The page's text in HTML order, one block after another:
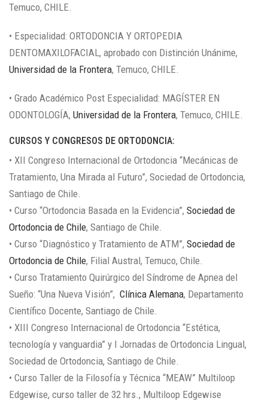
Temuco, CHILE.
• Especialidad: ORTODONCIA Y ORTOPEDIA
DENTOMAXILOFACIAL, aprobado con Distinción Unánime,
Universidad de la Frontera, Temuco, CHILE.
• Grado Académico Post Especialidad: MAGÍSTER EN
ODONTOLOGÍA, Universidad de la Frontera, Temuco, CHILE.
CURSOS Y CONGRESOS DE ORTODONCIA:
• XII Congreso Internacional de Ortodoncia “Mecánicas de
Tratamiento, Una Mirada al Futuro”, Sociedad de Ortodoncia,
Santiago de Chile.
• Curso “Ortodoncia Basada en la Evidencia”, Sociedad de
Ortodoncia de Chile, Santiago de Chile.
• Curso “Diagnóstico y Tratamiento de ATM”, Sociedad de
Ortodoncia de Chile, Filial Austral, Temuco, Chile.
• Curso Tratamiento Quirúrgico del Síndrome de Apnea del
Sueño: “Una Nueva Visión”, Clínica Alemana, Departamento
Científico Docente, Santiago de Chile.
• XIII Congreso Internacional de Ortodoncia “Estética,
tecnología y vanguardia” y I Jornadas de Ortodoncia Lingual,
Sociedad de Ortodoncia, Santiago de Chile.
• Curso Taller de la Filosofía y Técnica “MEAW” Multiloop
Edgewise, curso taller de 32 hrs., Multiloop Edgewise